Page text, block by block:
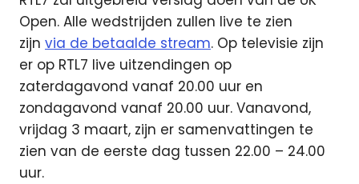
Open. Alle wedstrijden zullen live te zien
zijn via de betaalde stream. Op televisie zijn
er op RTL7 live uitzendingen op
zaterdagavond vanaf 20.00 uur en
zondagavond vanaf 20.00 uur. Vanavond,
vrijdag 3 maart, zijn er samenvattingen te
zien van de eerste dag tussen 22.00 – 24.00
uur.